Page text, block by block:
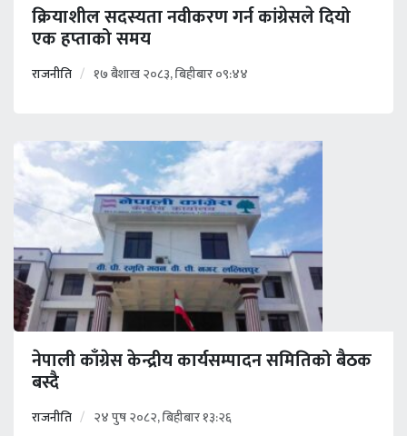
क्रियाशील सदस्यता नवीकरण गर्न कांग्रेसले दियो
एक हप्ताको समय
राजनीति १७ बैशाख २०८३, बिहीबार ०९:४४
नेपाली काँग्रेस केन्द्रीय कार्यसम्पादन समितिको बैठक
बस्दै
राजनीति २४ पुष २०८२, बिहीबार १३:२६